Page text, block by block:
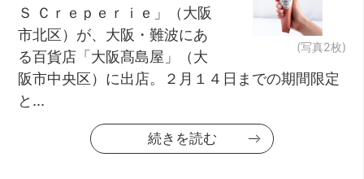
(写真2枚)
Ｓ Ｃｒｅｐｅｒｉｅ」（大阪
市北区）が、大阪・難波にあ
る百貨店「大阪髙島屋」（大
阪市中央区）に出店。２月１４日までの期間限定
と...
続きを読む